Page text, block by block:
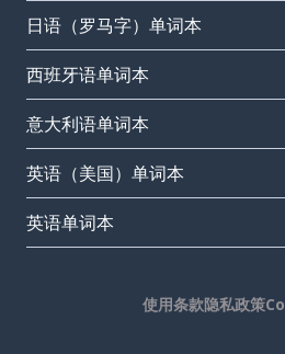
日语（罗马字）单词本
西班牙语单词本
意大利语单词本
英语（美国）单词本
英语单词本
使用条款隐私政策